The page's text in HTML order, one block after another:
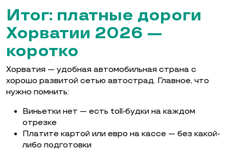
Итог: платные дороги
Хорватии 2026 —
коротко
Хорватия — удобная автомобильная страна с
хорошо развитой сетью автострад. Главное, что
нужно помнить:
Виньетки нет — есть toll-будки на каждом
отрезке
Платите картой или евро на кассе — без какой-
либо подготовки